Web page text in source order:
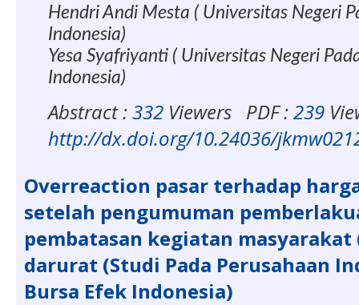
Hendri Andi Mesta ( Universitas Negeri
Indonesia)
Yesa Syafriyanti ( Universitas Negeri
Indonesia)
Abstract :332 Viewers PDF :239
http://dx.doi.org/10.24036/
Overreaction pasar terhadap
setelah pengumuman
pembatasan kegiatan masyarakat
darurat (Studi Pada Perusahaan
Bursa Efek Indonesia)